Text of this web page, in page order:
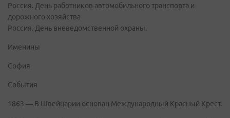
Россия. День работников автомобильного транспорта и
дорожного хозяйства
Россия. День вневедомственной охраны.
Именины
София
События
1863 — В Швейцарии основан Международный Красный Крест.